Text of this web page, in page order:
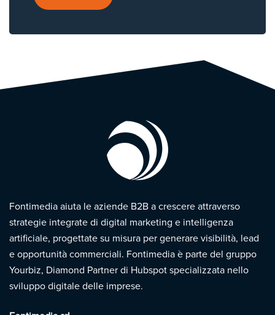
Fontimedia aiuta le aziende B2B a crescere attraverso
strategie integrate di digital marketing e intelligenza
artificiale, progettate su misura per generare visibilità, lead
e opportunità commerciali. Fontimedia è parte del gruppo
Yourbiz, Diamond Partner di Hubspot specializzata nello
sviluppo digitale delle imprese.